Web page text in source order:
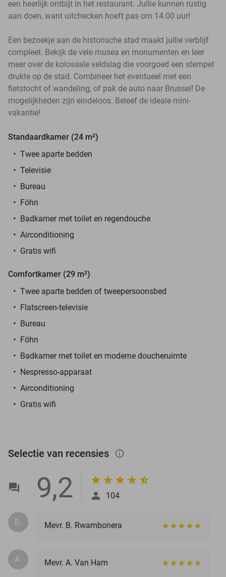
een heerlijk ontbijt in het restaurant. Jullie kunnen rustig
aan doen, want uitchecken hoeft pas om 14.00 uur!
Een bezoekje aan de historische stad maakt jullie verblijf
compleet. Bekijk de vele musea en monumenten en leer
meer over de kolossale veldslag die voorgoed een stempel
drukte op de stad. Combineer het eventueel met een
fietstocht of wandeling, of pak de auto naar Brussel! De
mogelijkheden zijn eindeloos. Beleef de ideale mini-
vakantie!
Standaardkamer (24 m²)
Twee aparte bedden
Televisie
Bureau
Föhn
Badkamer met toilet en regendouche
Airconditioning
Gratis wifi
Comfortkamer (29 m²)
Twee aparte bedden of tweepersoonsbed
Flatscreen-televisie
Bureau
Föhn
Badkamer met toilet en moderne doucheruimte
Nespresso-apparaat
Airconditioning
Gratis wifi
Selectie van recensies info_outlined
9,2 104
B. Mevr. B. Rwambonera
A. Mevr. A. Van Ham